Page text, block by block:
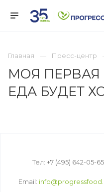
Главная Пресс-центр
МОЯ ПЕРВАЯ
ЕДА БУДЕТ
Тел: +7 (495) 642-05-65
Email: